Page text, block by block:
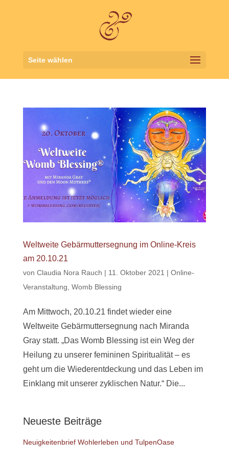
Seite wählen
Weltweite Gebärmuttersegnung im Online-Kreis
am 20.10.21
von Claudia Nora Rauch | 11. Oktober 2021 | Online-
Veranstaltung Womb Blessing
Am Mittwoch, 20.10.21 findet wieder eine
Weltweite Gebärmuttersegnung nach Miranda
Gray statt. „Das Womb Blessing ist ein Weg der
Heilung zu unserer femininen Spiritualität – es
geht um die Wiederentdeckung und das Leben im
Einklang mit unserer zyklischen Natur.“ Die...
Neueste Beiträge
Neuigkeitenbrief Wohlerleben und TulpenOase